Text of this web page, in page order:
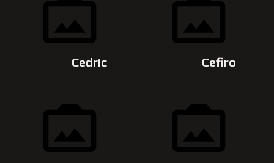
Cedric Cefiro